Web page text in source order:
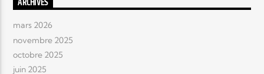
mars 2026
novembre 2025
octobre 2025
juin 2025